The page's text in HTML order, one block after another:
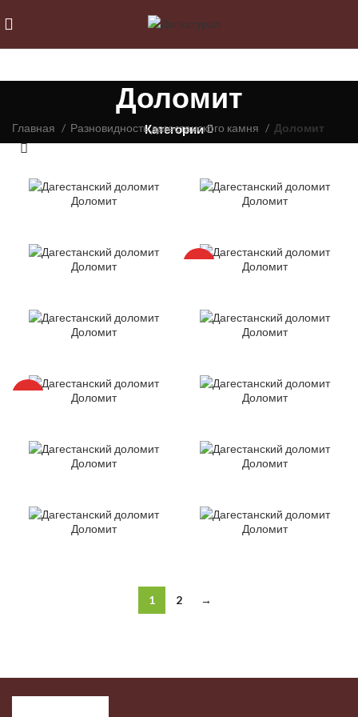
Доломит
Категории
Главная Разновидность дагестанского камня Доломит
Доломит Доломит
Доломит Доломит
Доломит Доломит
Доломит Доломит
Доломит Доломит
Доломит Доломит
1 2 →